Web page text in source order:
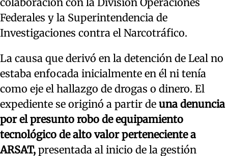
Federales y la Superintendencia de
Investigaciones contra el Narcotráfico.
La causa que derivó en la detención de Leal no
estaba enfocada inicialmente en él ni tenía
como eje el hallazgo de drogas o dinero. El
expediente se originó a partir de una denuncia
por el presunto robo de equipamiento
tecnológico de alto valor perteneciente a
ARSAT, presentada al inicio de la gestión